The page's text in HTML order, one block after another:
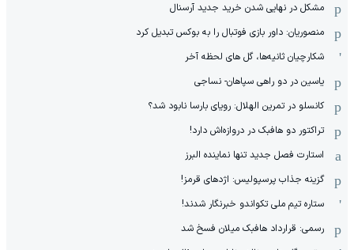
مشکل در نهایی شدن خرید جدید آرسنال
منصوریان: داور بازی فوتبال را به بوکس تبدیل کرد
شکارچیان ثانیه‌ها، گل های لحظه آخر
یاسین در دو راهی سپاهان- نساجی
کانسلو در تمرین الهلال: رویای بارسا نابود شد؟
تراکتور دو هافبک در دروازه‌اش دارد!
استارت فصل جدید تنها نماینده البرز
گزینه جذاب پرسپولیس: اژدهای قرمز!
ستاره تیم ملی تکواندو خبرنگار شدند!
رسمی: قرارداد هافبک میلان فسخ شد